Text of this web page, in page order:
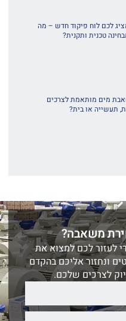
לכם לוח פיקוד חדש – מה
טכנית ותקנית?
מים מותאמת לצרכים
תעשייה או בית?
משאבה?
לעזור לכם למצוא את
ונחזור אליכם בהקדם
לצרכים שלכם.